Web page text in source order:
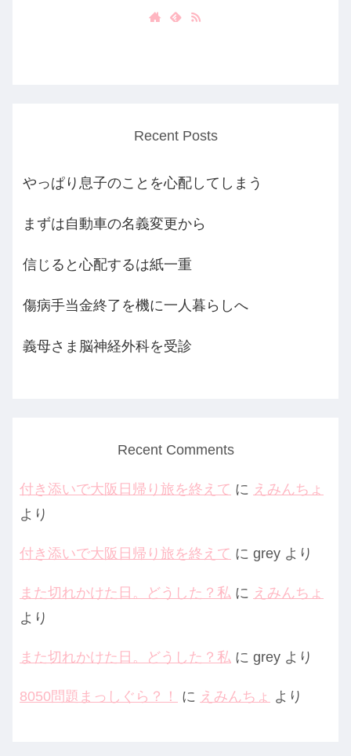
Recent Posts
やっぱり息子のことを心配してしまう
まずは自動車の名義変更から
信じると心配するは紙一重
傷病手当金終了を機に一人暮らしへ
義母さま脳神経外科を受診
Recent Comments
付き添いで大阪日帰り旅を終えて に えみんちょ
より
付き添いで大阪日帰り旅を終えて に grey より
また切れかけた日。どうした？私 に えみんちょ
より
また切れかけた日。どうした？私 に grey より
8050問題まっしぐら？！ に えみんちょ より